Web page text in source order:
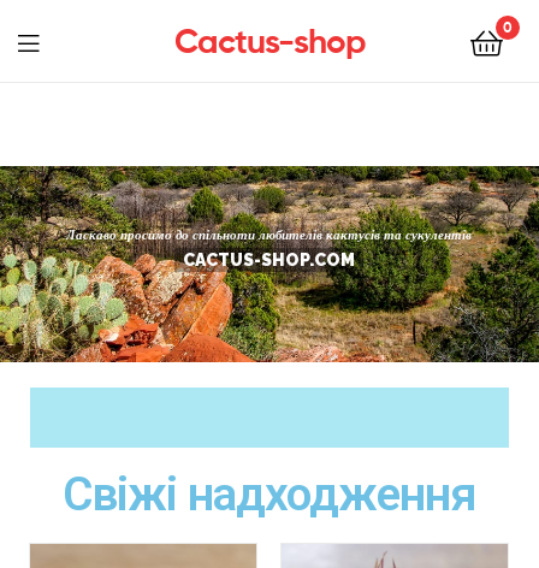
Cactus-shop 0
Ласкаво просимо до спільноти любителів кактусів та сукулентів
CACTUS-SHOP.COM
Свіжі надходження